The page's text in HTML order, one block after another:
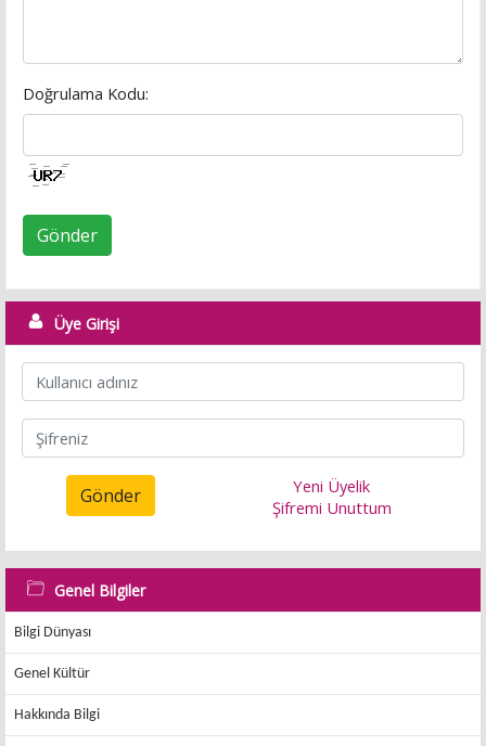
Doğrulama Kodu:
Gönder
Üye Girişi
Gönder
Yeni Üyelik
Şifremi Unuttum
Genel Bilgiler
Bilgi Dünyası
Genel Kültür
Hakkında Bilgi